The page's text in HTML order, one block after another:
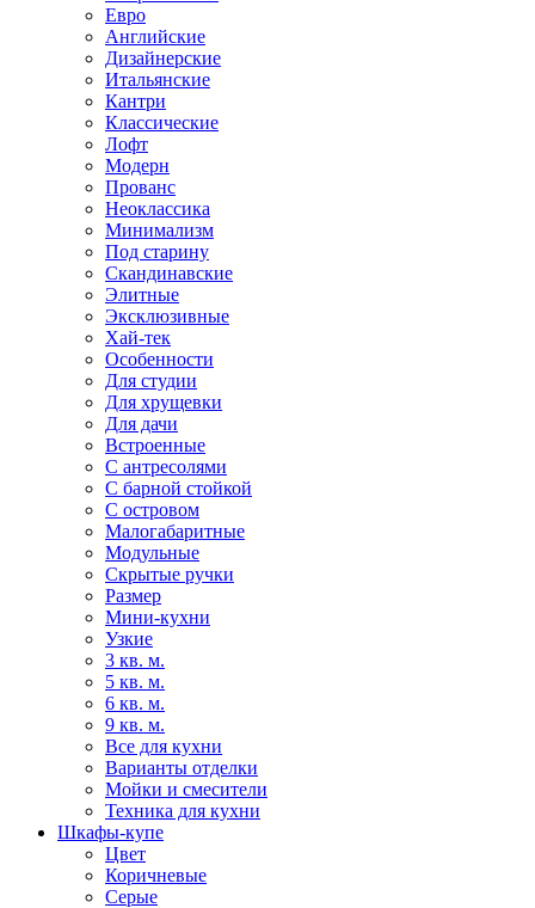
Евро
Английские
Дизайнерские
Итальянские
Кантри
Классические
Лофт
Модерн
Прованс
Неоклассика
Минимализм
Под старину
Скандинавские
Элитные
Эксклюзивные
Хай-тек
Особенности
Для студии
Для хрущевки
Для дачи
Встроенные
С антресолями
С барной стойкой
С островом
Малогабаритные
Модульные
Скрытые ручки
Размер
Мини-кухни
Узкие
3 кв. м.
5 кв. м.
6 кв. м.
9 кв. м.
Все для кухни
Варианты отделки
Мойки и смесители
Техника для кухни
Шкафы-купе
Цвет
Коричневые
Серые